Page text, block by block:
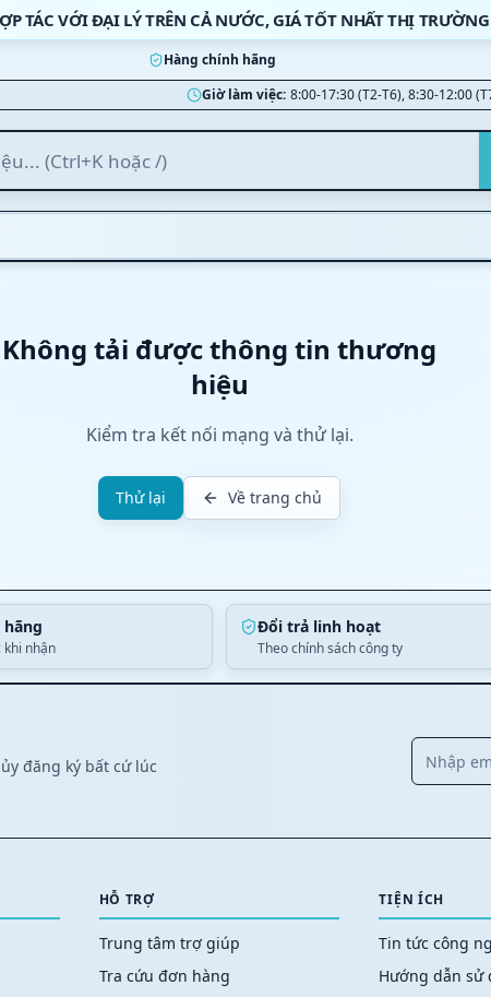
TÁC VỚI ĐẠI LÝ TRÊN CẢ NƯỚC, GIÁ TỐT NHẤT THỊ TRƯỜNG
Hàng chính hãng
Giờ làm việc: 8:00-17:30 (T2-T6), 8:30-12:00
Không tải được thông tin thương
hiệu
Kiểm tra kết nối mạng và thử lại.
Thử lại Về trang chủ
hãng
nhận
Đổi trả linh hoạt
Theo chính sách công ty
đăng ký bất cứ lúc
HỖ TRỢ
Trung tâm trợ giúp
Tra cứu đơn hàng
TIỆN ÍCH
Tin tức công
Hướng dẫn sử